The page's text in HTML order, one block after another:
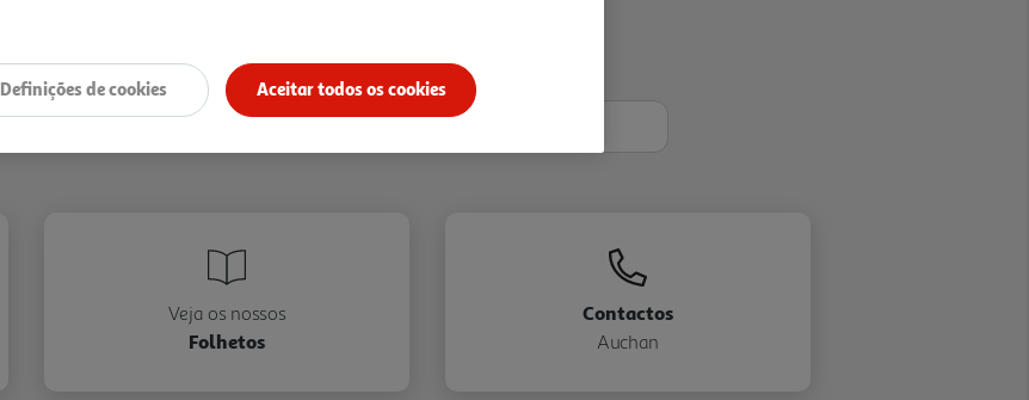
Vamos tentar de novo?
Veja os nossos
Folhetos
Contactos
Auchan
Aceitar todos os cookies
Definições de cookies